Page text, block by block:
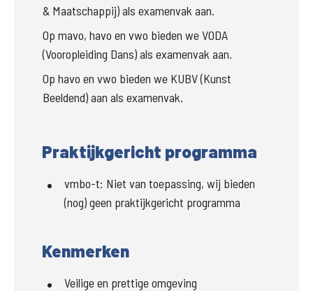
& Maatschappij) als examenvak aan.
Op mavo, havo en vwo bieden we VODA
(Vooropleiding Dans) als examenvak aan.
Op havo en vwo bieden we KUBV (Kunst
Beeldend) aan als examenvak.
Praktijkgericht programma
vmbo-t: Niet van toepassing, wij bieden
(nog) geen praktijkgericht programma
Kenmerken
Veilige en prettige omgeving